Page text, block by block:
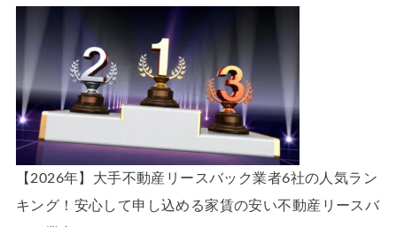
【2026年】大手不動産リースバック業者6社の人気ラン
キング！安心して申し込める家賃の安い不動産リースバ